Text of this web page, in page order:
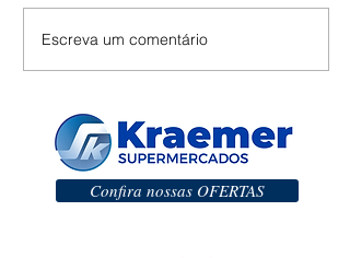
Escreva um comentário
Confira nossas OFERTAS